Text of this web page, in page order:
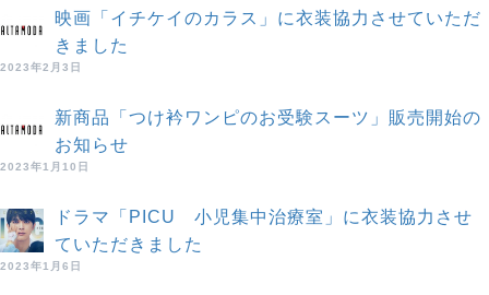
映画「イチケイのカラス」に衣装協力させていただ
きました
2023年2月3日
新商品「つけ衿ワンピのお受験スーツ」販売開始の
お知らせ
2023年1月10日
ドラマ「PICU 小児集中治療室」に衣装協力させ
ていただきました
2023年1月6日